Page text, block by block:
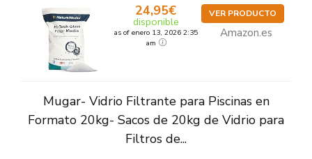
24,95€
disponible
as of enero 13, 2026 2:35
am
VER PRODUCTO
Amazon.es
Mugar- Vidrio Filtrante para Piscinas en
Formato 20kg- Sacos de 20kg de Vidrio para
Filtros de...